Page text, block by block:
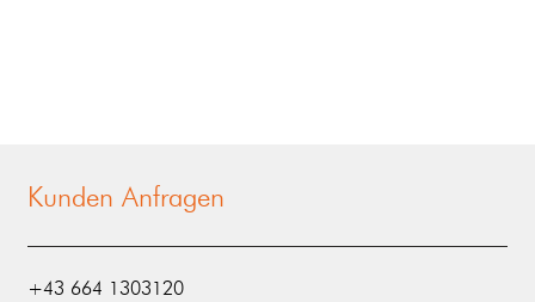
Kunden Anfragen
‭+43 664 1303120‬